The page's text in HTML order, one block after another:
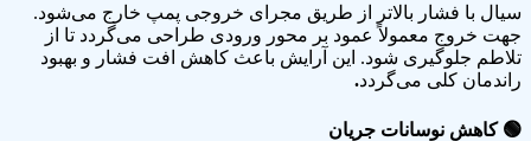
سیال با فشار بالاتر از طریق مجرای خروجی پمپ خارج می‌شود.
جهت خروج معمولاً عمود بر محور ورودی طراحی می‌گردد تا از
تلاطم جلوگیری شود. این آرایش باعث کاهش افت فشار و بهبود
راندمان کلی می‌گردد.
🟢کاهش نوسانات جریان